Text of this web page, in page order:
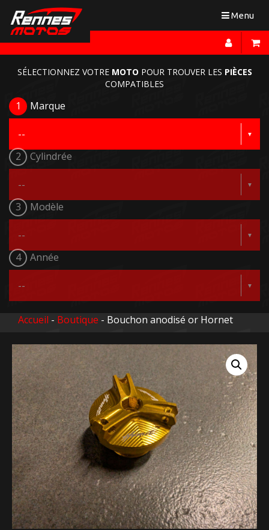
Toggle
Menu
SÉLECTIONNEZ VOTRE MOTO POUR TROUVER LES PIÈCES
COMPATIBLES
1 Marque
2 Cylindrée
3 Modèle
4 Année
Accueil - Boutique - Bouchon anodisé or Hornet